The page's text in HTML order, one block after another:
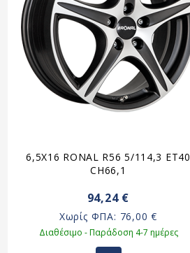
6,5X16 RONAL R56 5/114,3 ET40
CH66,1
94,24 €
Χωρίς ΦΠΑ: 76,00 €
Διαθέσιμο - Παράδοση 4-7 ημέρες